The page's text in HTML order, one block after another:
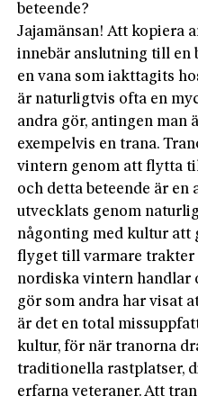
beteende?
Jajamänsan! Att kopiera
innebär anslutning till en
en vana som iakttagits
är naturligtvis ofta en
andra gör, antingen man
exempelvis en trana.
vintern genom att flytta
och detta beteende är en
utvecklats genom
någonting med kultur att
flyget till varmare trakter
nordiska vintern handlar
gör som andra har visat
är det en total
kultur, för när tranorna
traditionella rastplatser,
erfarna veteraner. Att